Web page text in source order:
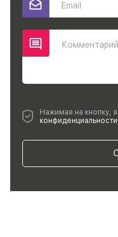
Email
Нажимая на кнопку,
конфиденциальности